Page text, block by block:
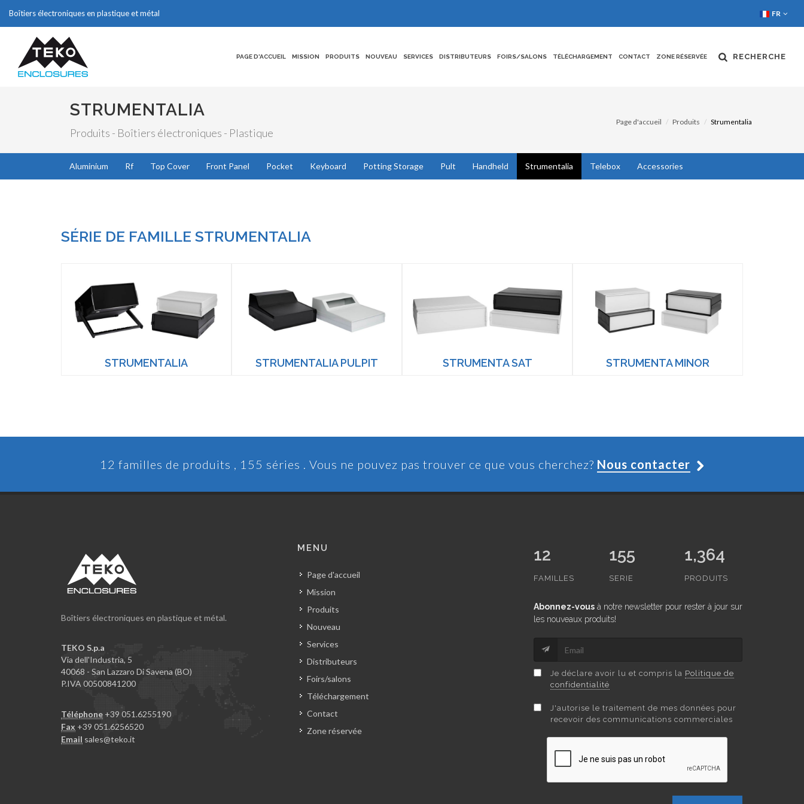
Boîtiers électroniques en plastique et métal FR
PAGE D'ACCUEIL MISSION PRODUITS NOUVEAU SERVICES DISTRIBUTEURS FOIRS/SALONS TÉLÉCHARGEMENT CONTACT ZONE RÉSERVÉE RECHERCHE
STRUMENTALIA
Produits - Boîtiers électroniques - Plastique
Page d'accueil Produits Strumentalia
Aluminium Rf Top Cover Front Panel Pocket Keyboard Potting Storage Pult Handheld Strumentalia Telebox Accessories
SÉRIE DE FAMILLE STRUMENTALIA
STRUMENTALIA STRUMENTALIA PULPIT STRUMENTA SAT STRUMENTA MINOR
12 familles de produits , 155 séries . Vous ne pouvez pas trouver ce que vous cherchez? Nous contacter
Boîtiers électroniques en plastique et métal.
TEKO S.p.a
Via dell'Industria, 5
40068 - San Lazzaro Di Savena (BO)
P.IVA 00500841200
Téléphone +39 051.6255190
Fax +39 051.6256520
Email sales@teko.it
MENU
Page d'accueil
Mission
Produits
Nouveau
Services
Distributeurs
Foirs/salons
Téléchargement
Contact
Zone réservée
12
FAMILLES
155
SERIE
1,364
PRODUITS
Abonnez-vousà notre newsletter pour rester à jour sur
les nouveaux produits!
Je déclare avoir lu et compris la Politique de
confidentialité
J'autorise le traitement de mes données pour
recevoir des communications commerciales